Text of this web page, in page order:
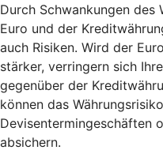
Durch Schwankungen des
Euro und der
auch Risiken. Wird der
stärker, verringern sich
gegenüber der
können das
Devisentermingeschäften
absichern.